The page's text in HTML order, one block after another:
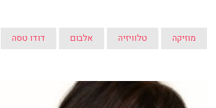
מוזיקה טלוויזיה אלבום דודו טסה